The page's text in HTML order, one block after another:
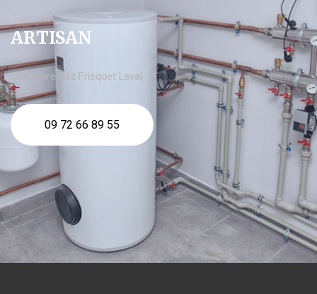
ARTISAN
chaudière gaz Frisquet Laval
09 72 66 89 55